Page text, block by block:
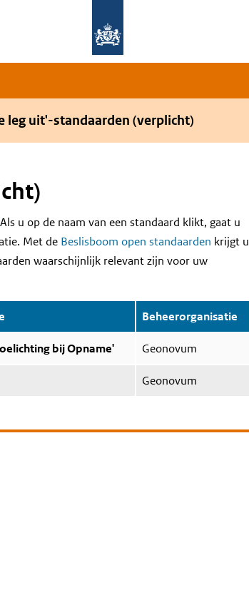
leg uit'-standaarden (verplicht)
u op de naam van een standaard klikt, gaat u
Met de Beslisboom open standaarden krijgt u
waarschijnlijk relevant zijn voor uw
Beheerorganisatie
bij Opname' Geonovum
Geonovum